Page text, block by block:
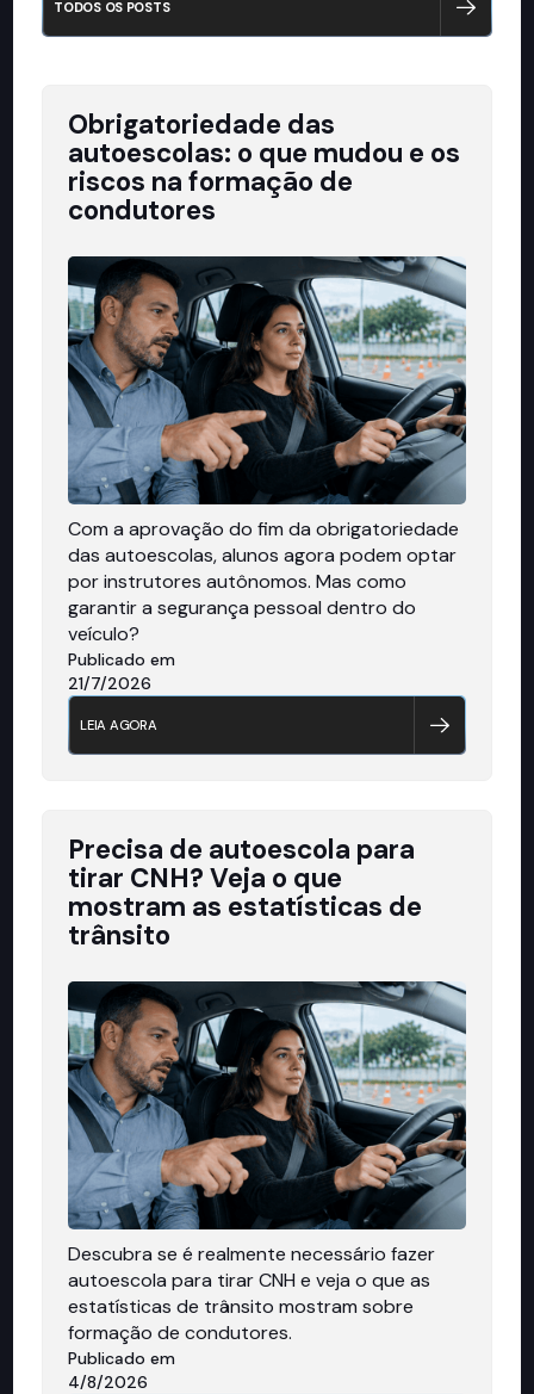
TODOS OS POSTS
Obrigatoriedade das
autoescolas: o que mudou e os
riscos na formação de
condutores
Com a aprovação do fim da obrigatoriedade
das autoescolas, alunos agora podem optar
por instrutores autônomos. Mas como
garantir a segurança pessoal dentro do
veículo?
Publicado em
21/7/2026
LEIA AGORA
Precisa de autoescola para
tirar CNH? Veja o que
mostram as estatísticas de
trânsito
Descubra se é realmente necessário fazer
autoescola para tirar CNH e veja o que as
estatísticas de trânsito mostram sobre
formação de condutores.
Publicado em
4/8/2026